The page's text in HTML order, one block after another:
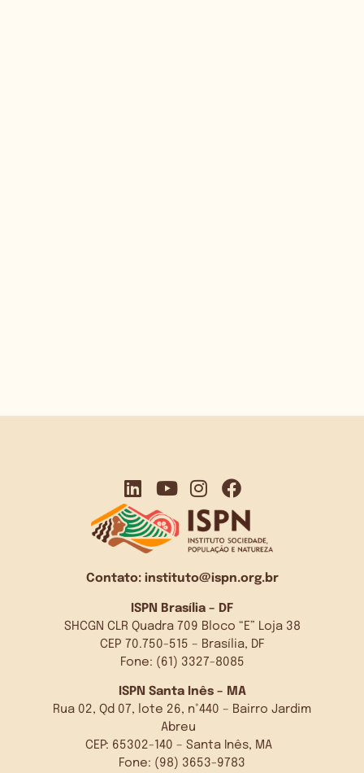
Contato: instituto@ispn.org.br
ISPN Brasília – DF
SHCGN CLR Quadra 709 Bloco “E” Loja 38
CEP 70.750-515 – Brasília, DF
Fone: (61) 3327-8085
ISPN Santa Inês – MA
Rua 02, Qd 07, lote 26, n°440 – Bairro Jardim
Abreu
CEP: 65302-140 – Santa Inês, MA
Fone: (98) 3653-9783